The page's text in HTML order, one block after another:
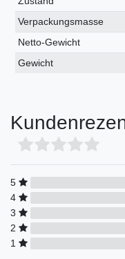
Verpackungsmasse
Netto-Gewicht
Gewicht
5
4
3
2
1